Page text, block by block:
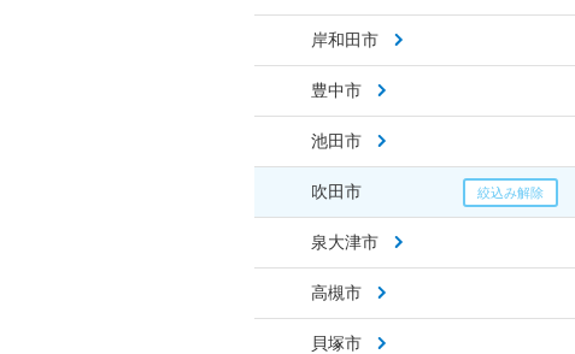
岸和田市
豊中市
池田市
吹田市
泉大津市
高槻市
貝塚市